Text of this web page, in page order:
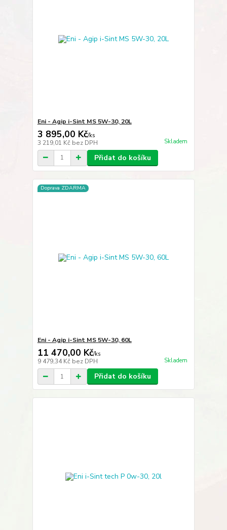
Eni - Agip i-Sint MS 5W-30, 20L
3 895,00 Kč/ks
3 219,01 Kč bez DPH Skladem
Přidat do košíku
Doprava ZDARMA
Eni - Agip i-Sint MS 5W-30, 60L
11 470,00 Kč/ks
9 479,34 Kč bez DPH Skladem
Přidat do košíku